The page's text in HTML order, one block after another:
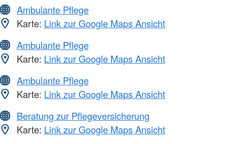
Ambulante Pflege
Karte: Link zur Google Maps Ansicht
Ambulante Pflege
Karte: Link zur Google Maps Ansicht
Ambulante Pflege
Karte: Link zur Google Maps Ansicht
Beratung zur Pflegeversicherung
Karte: Link zur Google Maps Ansicht